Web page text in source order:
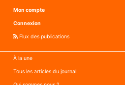
Mon compte
Connexion
Flux des publications
À la une
Tous les articles du journal